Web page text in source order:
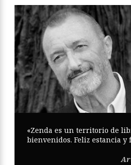
«Zenda es un territorio de
bienvenidos. Feliz estancia y